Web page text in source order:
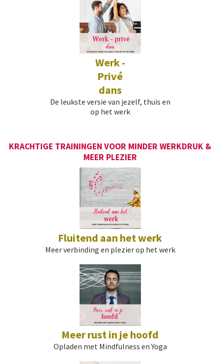
Werk -
Privé
dans
De leukste versie van jezelf, thuis en
op het werk
KRACHTIGE TRAININGEN VOOR MINDER WERKDRUK &
MEER PLEZIER
Fluitend aan het werk
Meer verbinding en plezier op het werk
Meer rust in je hoofd
Opladen met Mindfulness en Yoga